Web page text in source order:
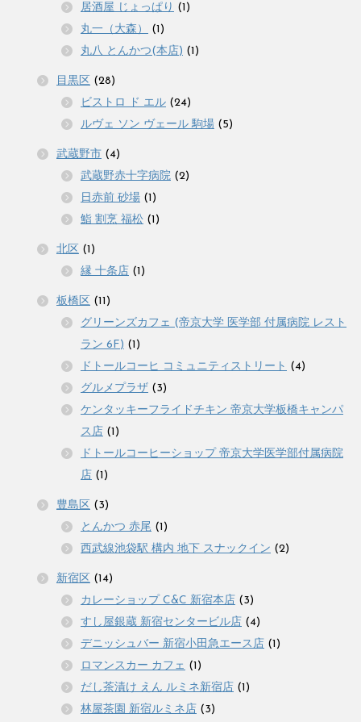
居酒屋 じょっぱり (1)
丸一（大森）
(1)
丸八 とんかつ(本店) (1)
目黒区 (28)
ビストロ ド エル (24)
ルヴェ ソン ヴェール 駒場 (5)
武蔵野市 (4)
武蔵野赤十字病院 (2)
日赤前 砂場 (1)
鮨 割烹 福松 (1)
北区 (1)
縁 十条店 (1)
板橋区 (11)
グリーンズカフェ (帝京大学 医学部 付属病院 レスト
ラン 6F) (1)
ドトールコーヒ コミュニティストリート (4)
グルメプラザ (3)
ケンタッキーフライドチキン 帝京大学板橋キャンパ
ス店 (1)
ドトールコーヒーショップ 帝京大学医学部付属病院
店 (1)
豊島区 (3)
とんかつ 赤尾 (1)
西武線池袋駅 構内 地下 スナックイン (2)
新宿区 (14)
カレーショップ C&C 新宿本店 (3)
すし屋銀蔵 新宿センタービル店 (4)
デニッシュバー 新宿小田急エース店 (1)
ロマンスカー カフェ (1)
だし茶漬け えん ルミネ新宿店 (1)
林屋茶園 新宿ルミネ店 (3)